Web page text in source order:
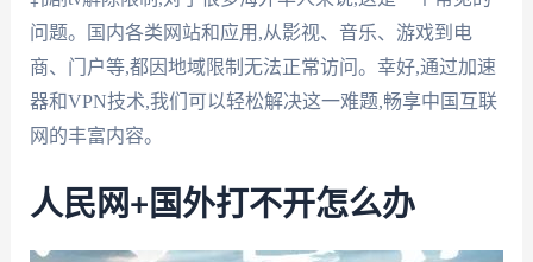
问题。国内各类网站和应用,从影视、音乐、游戏到电
商、门户等,都因地域限制无法正常访问。幸好,通过加速
器和VPN技术,我们可以轻松解决这一难题,畅享中国互联
网的丰富内容。
人民网+国外打不开怎么办